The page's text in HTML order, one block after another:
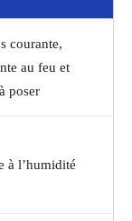
courante,
au feu et
poser
à l’humidité